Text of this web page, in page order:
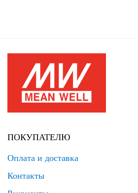
ПОКУПАТЕЛЮ
Оплата и доставка
Контакты